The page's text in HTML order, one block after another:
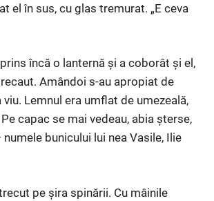
el în sus, cu glas tremurat. „E ceva
încă o lanternă și a coborât și el,
Amândoi s-au apropiat de
viu. Lemnul era umflat de umezeală,
capac se mai vedeau, abia șterse,
numele bunicului lui nea Vasile, Ilie
pe șira spinării. Cu mâinile